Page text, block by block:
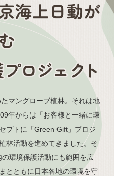
マングローブ植林。それは地
年からは「お客様と一緒に環
プトに「Green Gift」プロジ
林活動を進めてきました。そ
環境保護活動にも範囲を広
とともに日本各地の環境を守